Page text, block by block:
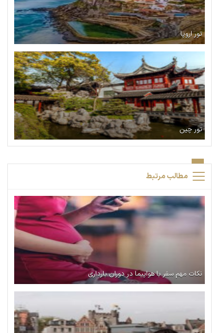
تور اروپا
تور چین
مطالب مرتبط
نکات مهم سفر با هواپیما در دوران بارداری